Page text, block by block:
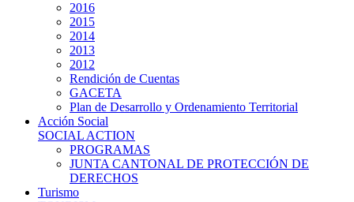
2016
2015
2014
2013
2012
Rendición de Cuentas
GACETA
Plan de Desarrollo y Ordenamiento Territorial
Acción Social
SOCIAL ACTION
PROGRAMAS
JUNTA CANTONAL DE PROTECCIÓN DE
DERECHOS
Turismo